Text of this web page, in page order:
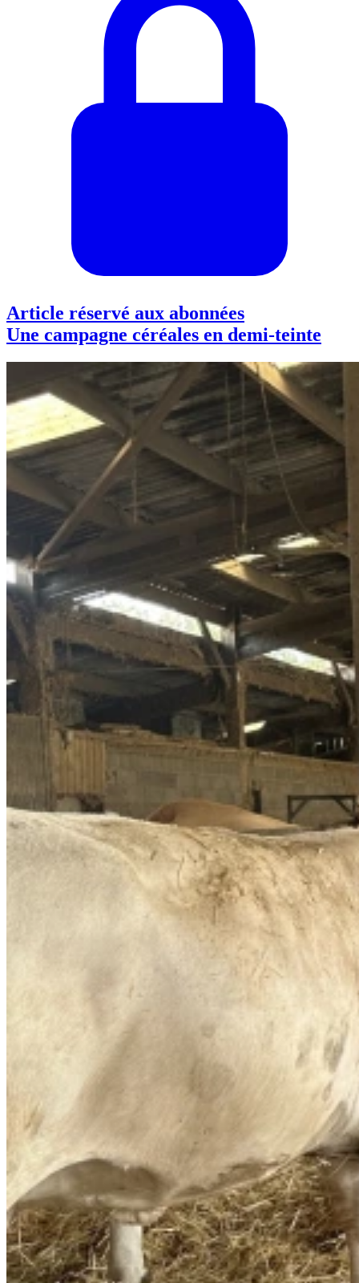
Article réservé aux abonnées
Une campagne céréales en demi-teinte